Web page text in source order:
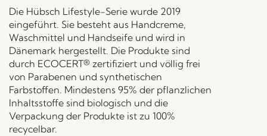
Die Hübsch Lifestyle-Serie wurde 2019
eingeführt. Sie besteht aus Handcreme,
Waschmittel und Handseife und wird in
Dänemark hergestellt. Die Produkte sind
durch ECOCERT® zertifiziert und völlig frei
von Parabenen und synthetischen
Farbstoffen. Mindestens 95% der pflanzlichen
Inhaltsstoffe sind biologisch und die
Verpackung der Produkte ist zu 100%
recycelbar.